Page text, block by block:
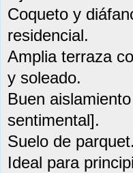
Coqueto y
residencial.
Amplia terraza
y soleado.
Buen
sentimental].
Suelo de parquet.
Ideal para